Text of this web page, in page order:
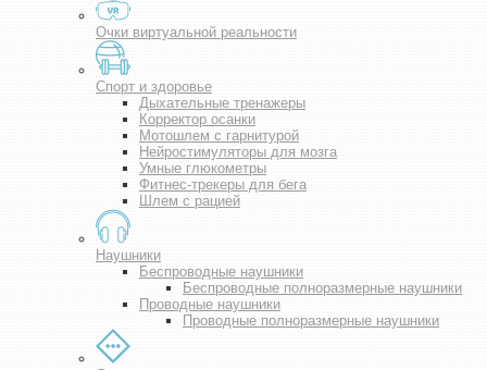
Очки виртуальной реальности
Спорт и здоровье
Дыхательные тренажеры
Корректор осанки
Мотошлем с гарнитурой
Нейростимуляторы для мозга
Умные глюкометры
Фитнес-трекеры для бега
Шлем с рацией
Наушники
Беспроводные наушники
Беспроводные полноразмерные наушники
Проводные наушники
Проводные полноразмерные наушники